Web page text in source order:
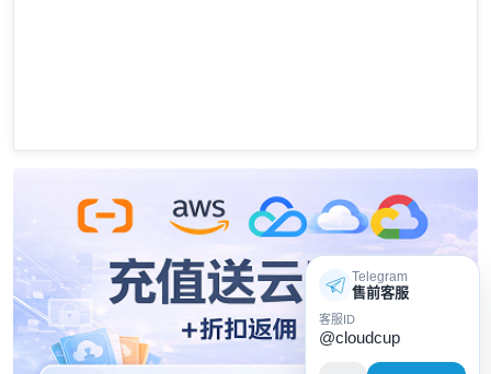
Telegram
售前客服
客服ID
@cloudcup